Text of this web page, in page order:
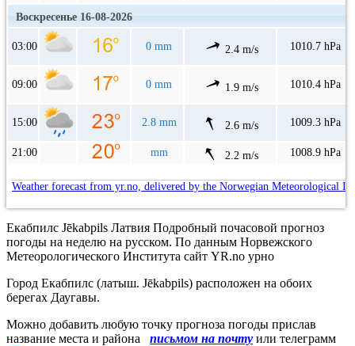
Воскресенье 16-08-2026
03:00 0 mm 2.4 m/s 1010.7 hPa
09:00 0 mm 1.9 m/s 1010.4 hPa
15:00 2.8 mm 2.6 m/s 1009.3 hPa
21:00 mm 2.2 m/s 1008.9 hPa
Weather forecast from yr.no, delivered by the Norwegian Meteorological
Екабпилс Jēkabpils Латвия Подробный почасовой прогноз
погоды на неделю на русском. По данным Норвежского
Метеорологического Института сайт YR.no урно
Город Екабпилс (латыш. Jēkabpils) расположен на обоих
берегах Даугавы.
Можно добавить любую точку прогноза погоды прислав
название места и района
письмом на почту или телеграмм